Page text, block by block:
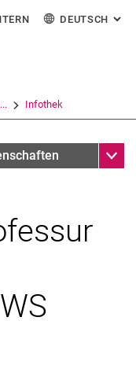
direkt zu: Inhalt
direkt zu: Suche
direkt zu:
Link in einem
DEUTSCH :
Infothek